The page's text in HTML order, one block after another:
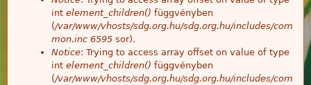
int element_children() függvényben
(/var/www/vhosts/sdg.org.hu/sdg.org.hu/includes/com
mon.inc 6595 sor).
Notice: Trying to access array offset on value of type
int element_children() függvényben
(/var/www/vhosts/sdg.org.hu/sdg.org.hu/includes/com